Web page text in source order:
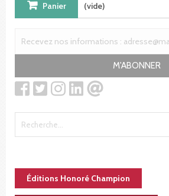
Panier (vide)
M'ABONNER
Éditions Honoré Champion